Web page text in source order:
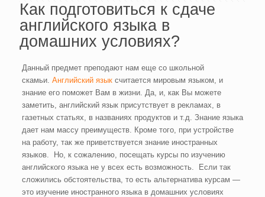
Как подготовиться к сдаче
английского языка в
домашних условиях?
Данный предмет преподают нам еще со школьной
скамьи. Английский языксчитается мировым языком, и
знание его поможет Вам в жизни. Да, и, как Вы можете
заметить, английский язык присутствует в рекламах, в
газетных статьях, в названиях продуктов и т.д. Знание языка
дает нам массу преимуществ. Кроме того, при устройстве
на работу, так же приветствуется знание иностранных
языков. Но, к сожалению, посещать курсы по изучению
английского языка не у всех есть возможность. Если так
сложились обстоятельства, то есть альтернатива курсам —
это изучение иностранного языка в домашних условиях